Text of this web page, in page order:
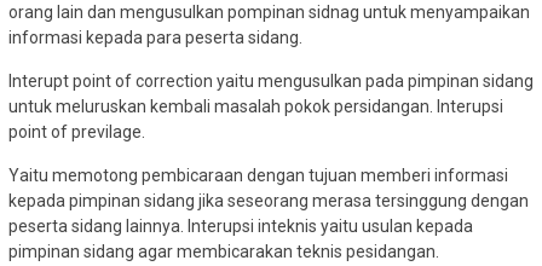
orang lain dan mengusulkan pompinan sidnag untuk menyampaikan
informasi kepada para peserta sidang.
Interupt point of correction yaitu mengusulkan pada pimpinan sidang
untuk meluruskan kembali masalah pokok persidangan. Interupsi
point of previlage.
Yaitu memotong pembicaraan dengan tujuan memberi informasi
kepada pimpinan sidang jika seseorang merasa tersinggung dengan
peserta sidang lainnya. Interupsi inteknis yaitu usulan kepada
pimpinan sidang agar membicarakan teknis pesidangan.